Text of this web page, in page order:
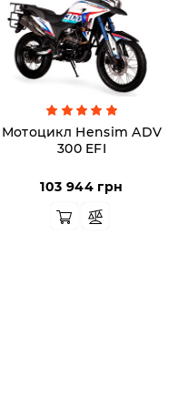
Мотоцикл Hensim ADV
300 EFI
103 944 грн